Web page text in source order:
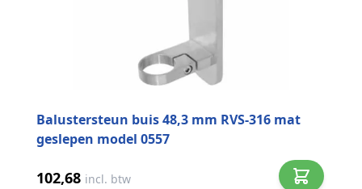
Balustersteun buis 48,3 mm RVS-316 mat
geslepen model 0557
102,68 incl. btw